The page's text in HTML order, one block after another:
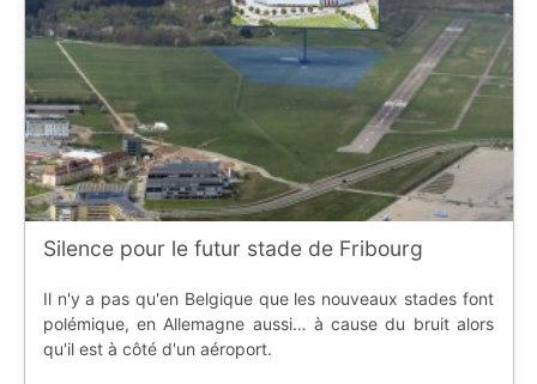
Silence pour le futur stade de Fribourg
Il n'y a pas qu'en Belgique que les nouveaux stades font
polémique, en Allemagne aussi… à cause du bruit alors
qu'il est à côté d'un aéroport.